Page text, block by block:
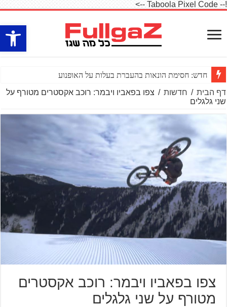
פתח
!-- Taboola Pixel Code -->
חדש: חסימת הונאות בהעברת בעלות על האופנוע
דף הבית / חדשות / צפו בפאביו ויבמר: רוכב אקסטרים מטורף על
שני גלגלים
צפו בפאביו ויבמר: רוכב אקסטרים
מטורף על שני גלגלים